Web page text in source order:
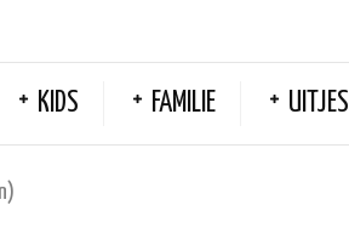
KIDS FAMILIE UITJES